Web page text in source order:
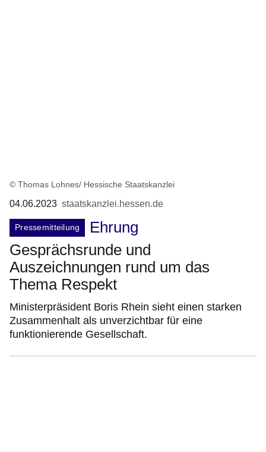
© Thomas Lohnes/ Hessische Staatskanzlei
04.06.2023 staatskanzlei.hessen.de
Pressemitteilung
Ehrung
Gesprächsrunde und
Auszeichnungen rund um das
Thema Respekt
Ministerpräsident Boris Rhein sieht einen starken
Zusammenhalt als unverzichtbar für eine
funktionierende Gesellschaft.